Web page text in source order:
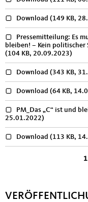
Download (149 KB,
Pressemitteilung: Es
bleiben! – Kein politischer
(104 KB, 20.09.2023)
Download (343 KB,
Download (64 KB,
PM_Das „C“ ist und
25.01.2022)
Download (113 KB,
1